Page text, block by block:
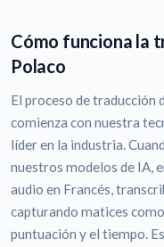
Cómo funciona la
Polaco
El proceso de traducción
comienza con nuestra
líder en la industria.
nuestros modelos de IA,
audio en Francés,
capturando matices
puntuación y el tiempo.